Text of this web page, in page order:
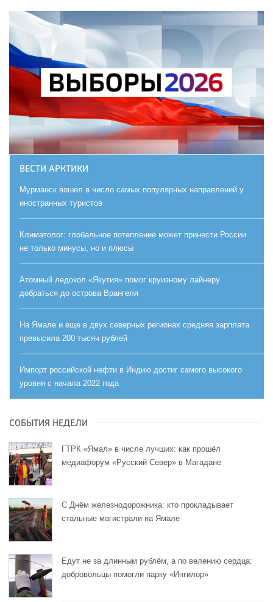
ВЕСТИ АРКТИКИ
Мурманск вошел в число самых популярных направлений у
иностранных туристов
Климатолог: глобальное потепление может принести России
не только минусы, но и плюсы
Атомный ледокол «Якутия» помог круизному лайнеру
добраться до острова Врангеля
На Ямале и еще в двух северных регионах средняя зарплата
превысила 200 тысяч рублей
Импорт российской нефти в Индию достиг самого высокого
уровня с начала 2022 года
СОБЫТИЯ НЕДЕЛИ
ГТРК «Ямал» в числе лучших: как прошёл
медиафорум «Русский Север» в Магадане
С Днём железнодорожника: кто прокладывает
стальные магистрали на Ямале
Едут не за длинным рублём, а по велению сердца:
добровольцы помогли парку «Ингилор»